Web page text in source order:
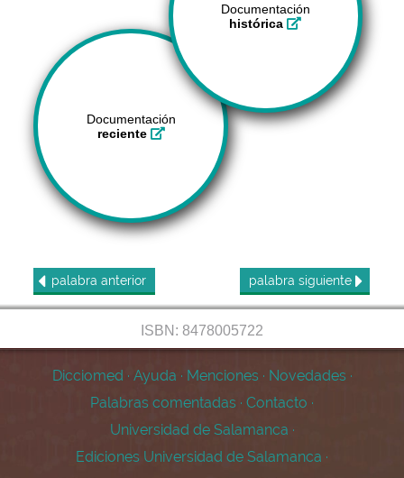
Documentación
histórica
Documentación
reciente
palabra anterior palabra siguiente
ISBN: 8478005722
Dicciomed · Ayuda · Menciones · Novedades ·
Palabras comentadas · Contacto ·
Universidad de Salamanca ·
Ediciones Universidad de Salamanca ·